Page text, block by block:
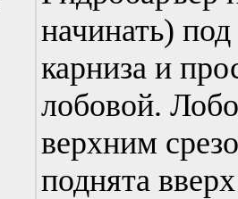
начинать)
карниза и
лобовой.
верхним
поднята